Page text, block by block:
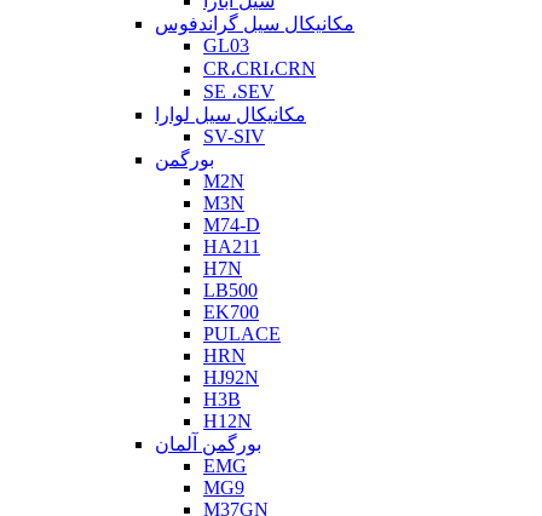
مکانیکال سیل گراندفوس
GL03
CR،CRI،CRN
SE ،SEV
مکانیکال سیل لوارا
SV-SIV
بورگمن
M2N
M3N
M74-D
HA211
H7N
LB500
EK700
PULACE
HRN
HJ92N
H3B
H12N
بورگمن آلمان
EMG
MG9
M37GN